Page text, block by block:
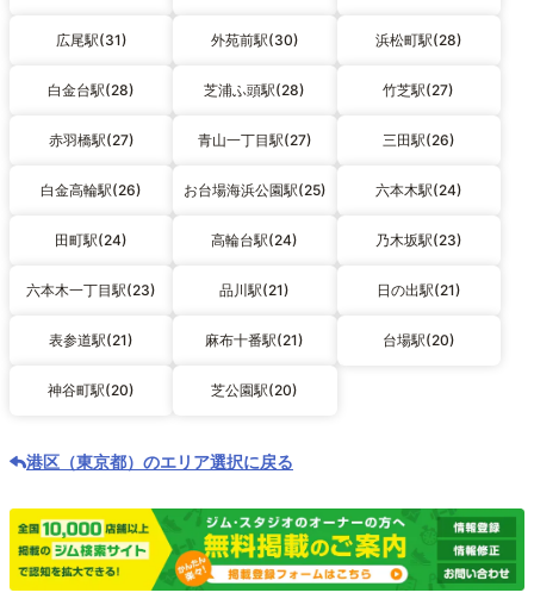
広尾駅(31) 外苑前駅(30) 浜松町駅(28)
白金台駅(28) 芝浦ふ頭駅(28) 竹芝駅(27)
赤羽橋駅(27) 青山一丁目駅(27) 三田駅(26)
白金高輪駅(26) お台場海浜公園駅(25) 六本木駅(24)
田町駅(24) 高輪台駅(24) 乃木坂駅(23)
六本木一丁目駅(23) 品川駅(21) 日の出駅(21)
表参道駅(21) 麻布十番駅(21) 台場駅(20)
神谷町駅(20) 芝公園駅(20)
港区（東京都）のエリア選択に戻る